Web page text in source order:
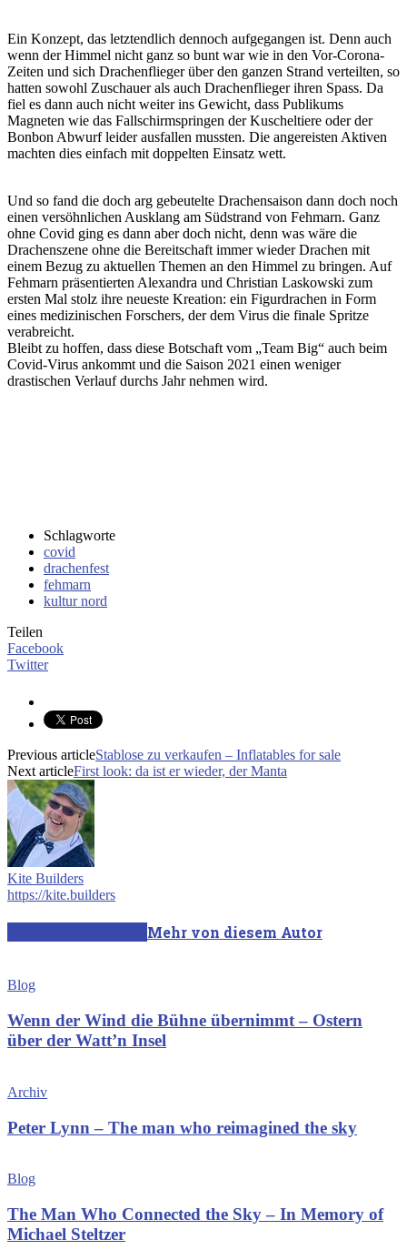
Ein Konzept, das letztendlich dennoch aufgegangen ist. Denn auch
wenn der Himmel nicht ganz so bunt war wie in den Vor-Corona-
Zeiten und sich Drachenflieger über den ganzen Strand verteilten, so
hatten sowohl Zuschauer als auch Drachenflieger ihren Spass. Da
fiel es dann auch nicht weiter ins Gewicht, dass Publikums
Magneten wie das Fallschirmspringen der Kuscheltiere oder der
Bonbon Abwurf leider ausfallen mussten. Die angereisten Aktiven
machten dies einfach mit doppelten Einsatz wett.
Und so fand die doch arg gebeutelte Drachensaison dann doch noch
einen versöhnlichen Ausklang am Südstrand von Fehmarn. Ganz
ohne Covid ging es dann aber doch nicht, denn was wäre die
Drachenszene ohne die Bereitschaft immer wieder Drachen mit
einem Bezug zu aktuellen Themen an den Himmel zu bringen. Auf
Fehmarn präsentierten Alexandra und Christian Laskowski zum
ersten Mal stolz ihre neueste Kreation: ein Figurdrachen in Form
eines medizinischen Forschers, der dem Virus die finale Spritze
verabreicht.
Bleibt zu hoffen, dass diese Botschaft vom „Team Big“ auch beim
Covid-Virus ankommt und die Saison 2021 einen weniger
drastischen Verlauf durchs Jahr nehmen wird.
Schlagworte
covid
drachenfest
fehmarn
kultur nord
Teilen
Facebook
Twitter
Previous articleStablose zu verkaufen – Inflatables for sale
Next articleFirst look: da ist er wieder, der Manta
Kite Builders
https://kite.builders
Mehr von diesem Autor
Blog
Wenn der Wind die Bühne übernimmt – Ostern
über der Watt’n Insel
Archiv
Peter Lynn – The man who reimagined the sky
Blog
The Man Who Connected the Sky – In Memory of
Michael Steltzer